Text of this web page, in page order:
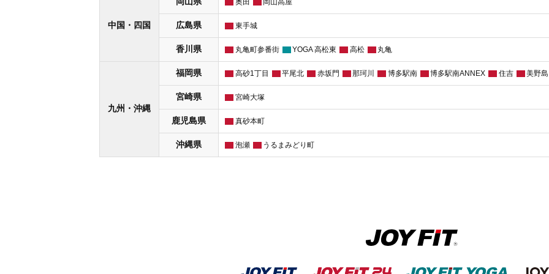
中国・四国 広島県 東手城
香川県 丸亀町参番街 YOGA 高松東 高松 丸亀
九州・沖縄
福岡県 高砂1丁目 平尾北 赤坂門 那珂川 博多駅南 博多駅南ANNEX 住吉 美野島
宮崎県 宮崎大塚
鹿児島県 真砂本町
沖縄県 泡瀬 うるまみどり町